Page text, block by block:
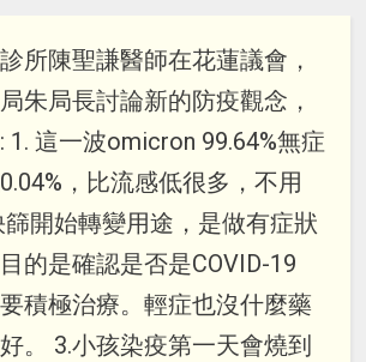
所陳聖謙醫師在花蓮議會，
朱局長討論新的防疫觀念，
1. 這一波omicron 99.64%無症
，比流感低很多，不用
篩開始轉變用途，是做有症狀
的是確認是否是COVID-19
要積極治療。輕症也沒什麼藥
。 3.小孩染疫第一天會燒到